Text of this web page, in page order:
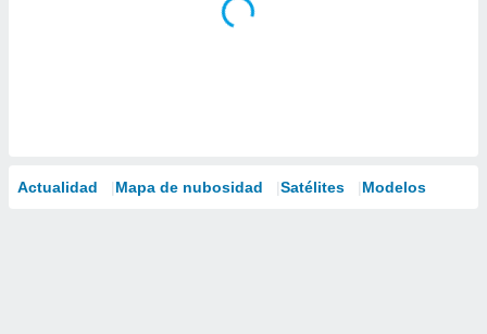
Actualidad Mapa de nubosidad Satélites Modelos